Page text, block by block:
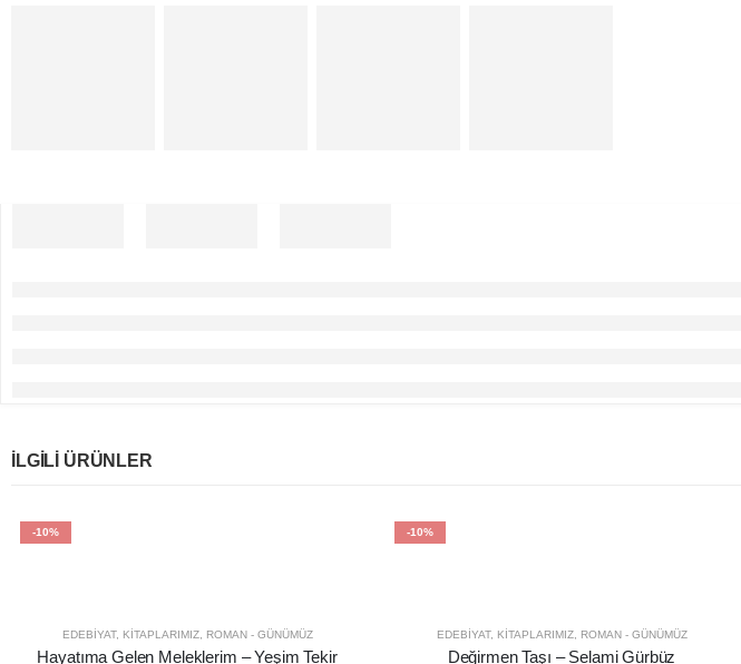
İLGILI ÜRÜNLER
-10%
EDEBIYAT, KITAPLARIMIZ, ROMAN - GÜNÜMÜZ
Hayatıma Gelen Meleklerim – Yeşim Tekir
-10%
EDEBIYAT, KITAPLARIMIZ, ROMAN - GÜNÜMÜZ
Değirmen Taşı – Selami Gürbüz